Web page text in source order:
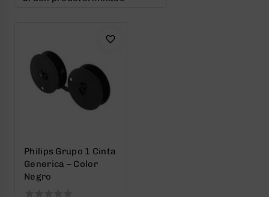
Philips Grupo 1 Cinta
Generica – Color
Negro